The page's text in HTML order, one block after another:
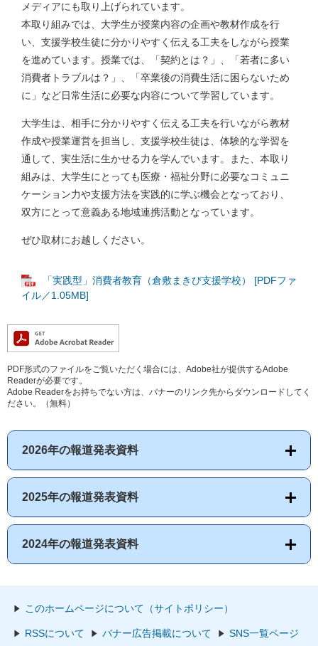
メディアにも取り上げられています。
本取り組みでは、大学生が授業内容の企画や教材作成を行
い、支援学校生徒に分かりやすく伝える工夫をしながら授業
を進めています。授業では、「契約とは？」、「若者に多い
消費者トラブルは？」、「卒業後の消費生活に困らないため
に」など日常生活に必要な内容について学習しています。
大学生は、相手に分かりやすく伝える工夫を行いながら教材
作成や授業運営を担当し、支援学校生徒は、体験的な学習を
通して、実生活に生かせる力を学んでいます。また、本取り
組みは、大学生にとっても医療・福祉分野に必要なコミュニ
ケーション力や支援方法を実践的に学ぶ機会となっており、
双方にとって意義ある地域連携活動となっています。
ぜひ取材にお越しください。
「実践型」消費者教育（倉敷まきび支援学校） [PDFファ
イル／1.05MB]
PDF形式のファイルをご覧いただく場合には、Adobe社が提供するAdobe
Readerが必要です。
Adobe Readerをお持ちでない方は、バナーのリンク先からダウンロードしてく
ださい。（無料）
2026年の報道発表資料
2025年の報道発表資料
2024年の報道発表資料
このホームページについて（サイトポリシー）
RSSについて バナー広告掲載について SNS一覧ページ